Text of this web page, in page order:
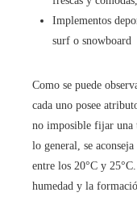
Implementos
surf o snowboard
Como se puede
cada uno posee
no imposible fijar una
lo general, se
entre los 20°C y
humedad y la